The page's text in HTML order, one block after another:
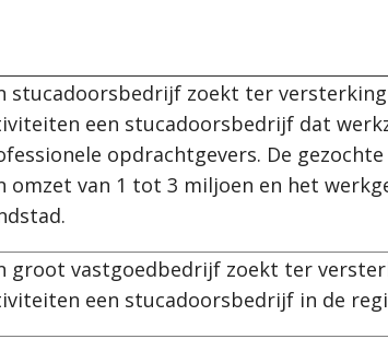
stucadoorsbedrijf zoekt ter
een stucadoorsbedrijf dat
opdrachtgevers. De
omzet van 1 tot 3 miljoen en het
groot vastgoedbedrijf zoekt ter
een stucadoorsbedrijf in de